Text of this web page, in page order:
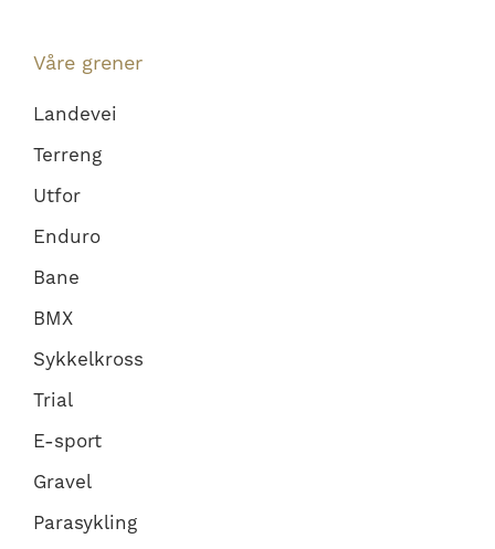
Våre grener
Landevei
Terreng
Utfor
Enduro
Bane
BMX
Sykkelkross
Trial
E-sport
Gravel
Parasykling